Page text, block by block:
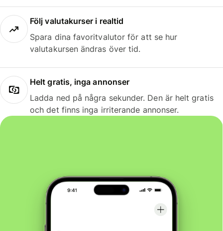
Följ valutakurser i realtid
Spara dina favoritvalutor för att se hur
valutakursen ändras över tid.
Helt gratis, inga annonser
Ladda ned på några sekunder. Den är helt gratis
och det finns inga irriterande annonser.